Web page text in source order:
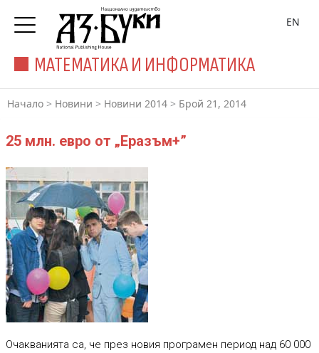
МАТЕМАТИКА И ИНФОРМАТИКА
EN
Начало > Новини > Новини 2014 > Брой 21, 2014
25 млн. евро от „Еразъм+”
Очакванията са, че през новия програмен период над 60 000